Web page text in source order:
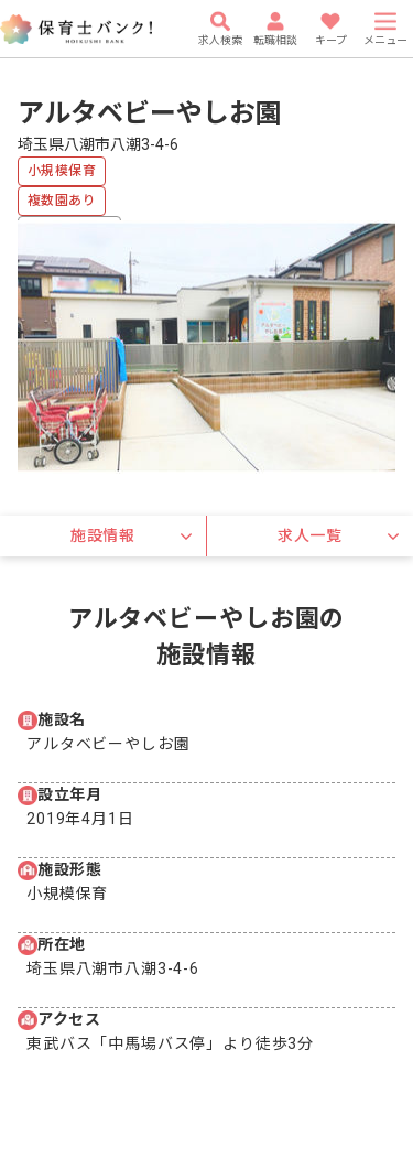
求人検索 転職相談 キープ メニュー
アルタベビーやしお園
埼玉県八潮市八潮3-4-6
小規模保育
複数園あり
車通勤可
有給
研修充実
WEB面接OK
施設情報 求人一覧
アルタベビーやしお園の
施設情報
施設名
アルタベビーやしお園
設立年月
2019年4月1日
施設形態
小規模保育
所在地
埼玉県八潮市八潮3-4-6
アクセス
東武バス「中馬場バス停」より徒歩3分